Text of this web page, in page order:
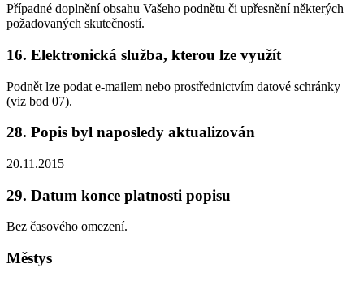
Případné doplnění obsahu Vašeho podnětu či upřesnění některých
požadovaných skutečností.
16. Elektronická služba, kterou lze využít
Podnět lze podat e-mailem nebo prostřednictvím datové schránky
(viz bod 07).
28. Popis byl naposledy aktualizován
20.11.2015
29. Datum konce platnosti popisu
Bez časového omezení.
Městys